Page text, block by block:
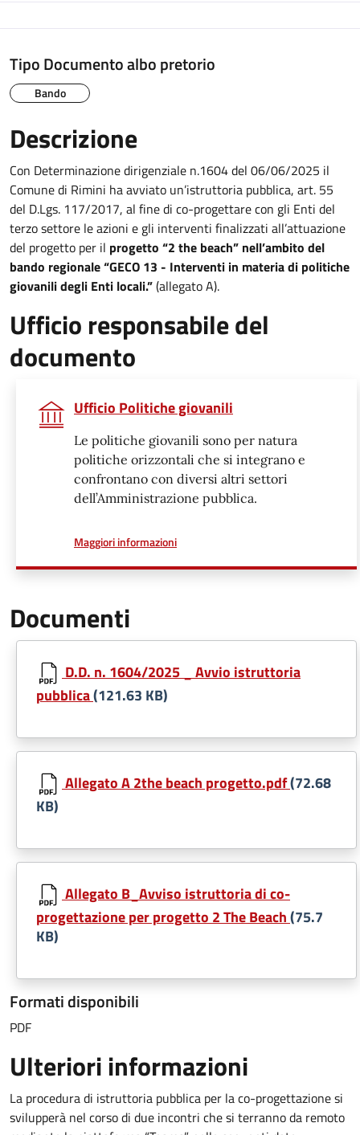
Tipo Documento albo pretorio
Bando
Descrizione
Con Determinazione dirigenziale n.1604 del 06/06/2025 il
Comune di Rimini ha avviato un’istruttoria pubblica, art. 55
del D.Lgs. 117/2017, al fine di co-progettare con gli Enti del
terzo settore le azioni e gli interventi finalizzati all’attuazione
del progetto per il progetto “2 the beach” nell’ambito del
bando regionale “GECO 13 - Interventi in materia di politiche
giovanili degli Enti locali.”(allegato A).
Ufficio responsabile del
documento
Ufficio Politiche giovanili
Le politiche giovanili sono per natura
politiche orizzontali che si integrano e
confrontano con diversi altri settori
dell’Amministrazione pubblica.
Maggiori informazionia proposito di
Documenti
D.D. n. 1604/2025 _ Avvio istruttoria
pubblica(121.63 KB)
Allegato A 2the beach progetto.pdf(72.68
KB)
Allegato B_Avviso istruttoria di co-
progettazione per progetto 2 The Beach(75.7
KB)
Formati disponibili
PDF
Ulteriori informazioni
La procedura di istruttoria pubblica per la co-progettazione si
svilupperà nel corso di due incontri che si terranno da remoto